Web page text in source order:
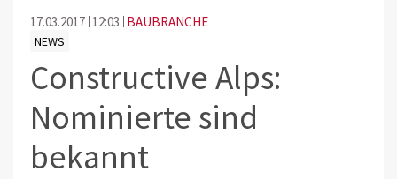
17.03.2017 12:03 BAUBRANCHE
NEWS
Constructive Alps:
Nominierte sind
bekannt